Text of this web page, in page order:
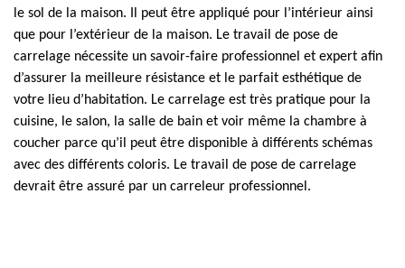
le sol de la maison. Il peut être appliqué pour l’intérieur ainsi
que pour l’extérieur de la maison. Le travail de pose de
carrelage nécessite un savoir-faire professionnel et expert afin
d’assurer la meilleure résistance et le parfait esthétique de
votre lieu d’habitation. Le carrelage est très pratique pour la
cuisine, le salon, la salle de bain et voir même la chambre à
coucher parce qu’il peut être disponible à différents schémas
avec des différents coloris. Le travail de pose de carrelage
devrait être assuré par un carreleur professionnel.